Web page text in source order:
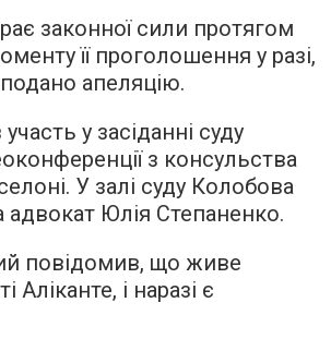
законної сили протягом
її проголошення у разі,
апеляцію.
у засіданні суду
з консульства
У залі суду Колобова
адвокат Юлія Степаненко.
повідомив, що живе
Аліканте, і наразі є